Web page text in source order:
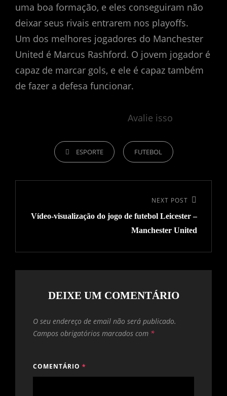
uma boa formação, e eles conseguiram não
deixar seus rivais entrarem nos playoffs.
Um dos melhores jogadores do Manchester
United é Marcus Rashford. O jovem jogador é
capaz de marcar gols, e ele é capaz também
de fazer a defesa funcionar.
Avalie isso
CATEGORIES
ESPORTE FUTEBOL
artigos
Post
NEXT POST
Vídeo-visualização do jogo de futebol Leicester –
Manchester United
DEIXE UM COMENTÁRIO
O seu endereço de email não será publicado.
Campos obrigatórios marcados com *
COMENTÁRIO *